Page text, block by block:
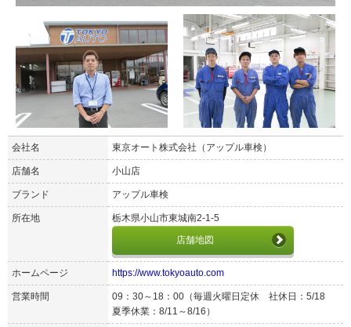
会社名 東京オート株式会社（アップル車検）
店舗名 小山店
ブランド アップル車検
所在地
栃木県小山市東城南2-1-5
店舗地図
ホームページ https://www.tokyoauto.com
営業時間
09：30～18：00（毎週火曜日定休 社休日：5/18
夏季休業：8/11～8/16）